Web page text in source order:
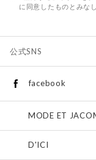
に同意したものとみな
公式SNS
facebook
MODE ET
D'ICI